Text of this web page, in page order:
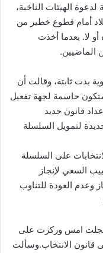
لدعوة الهيئات الناخبة،
أمام قطوع خطير من
لا. بعدما أخذت
الماضيين.
بدت ثابتة، وقالت أن
ستكون حاسمة لجهة تفعيل
قانون جديد
لتمويل السلسلة
على السلسلة
السعي لإنجاز
وعدم العودة للتناوب
امس وركزت على
قانون الانتخاب.وسألت